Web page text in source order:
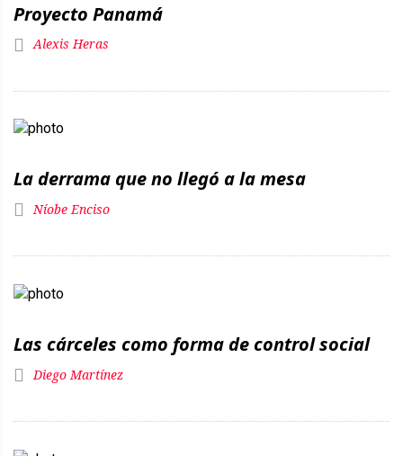
Proyecto Panamá
Alexis Heras
La derrama que no llegó a la mesa
Níobe Enciso
Las cárceles como forma de control social
Diego Martínez